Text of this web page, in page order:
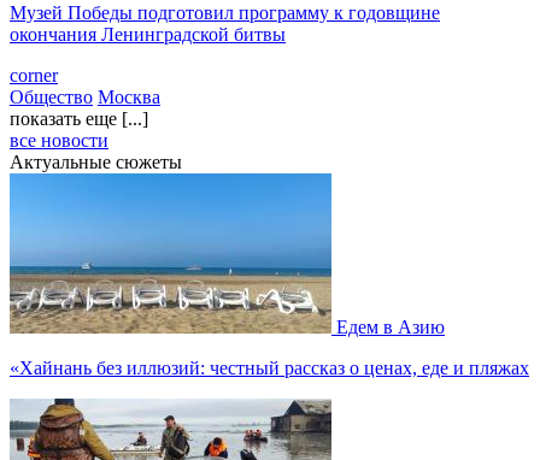
Музей Победы подготовил программу к годовщине
окончания Ленинградской битвы
corner
Общество Москва
показать еще [...]
все новости
Актуальные сюжеты
Едем в Азию
«Хайнань без иллюзий: честный рассказ о ценах, еде и пляжах